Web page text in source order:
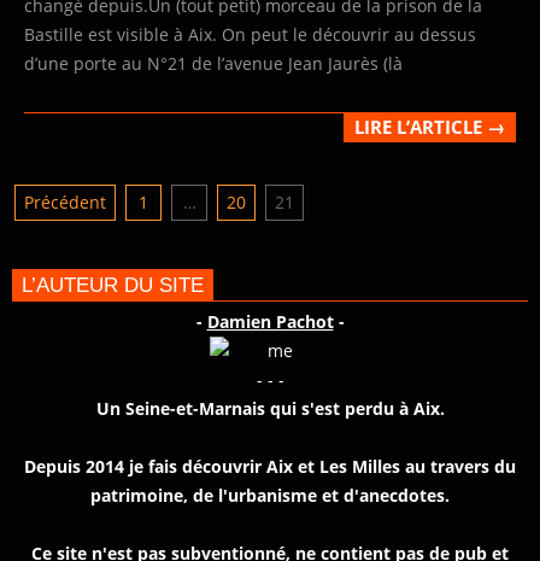
changé depuis.Un (tout petit) morceau de la prison de la
Bastille est visible à Aix. On peut le découvrir au dessus
d’une porte au N°21 de l’avenue Jean Jaurès (là
LIRE L’ARTICLE →
Pagination
publications
Précédent 1 … 20 21
L’AUTEUR DU SITE
- Damien Pachot-
- - -
Un Seine-et-Marnais qui s'est perdu à Aix.
Depuis 2014 je fais découvrir Aix et Les Milles au travers du
patrimoine, de l'urbanisme et d'anecdotes.
Ce site n'est pas subventionné, ne contient pas de pub et